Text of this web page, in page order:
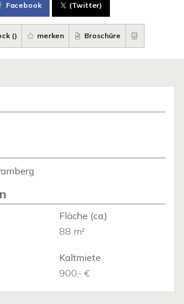
Facebook (Twitter)
() merken Broschüre
Fläche (ca.)
88 m²
Kaltmiete
900,- €